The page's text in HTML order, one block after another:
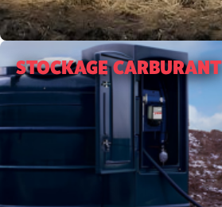
STOCKAGE CARBURANT